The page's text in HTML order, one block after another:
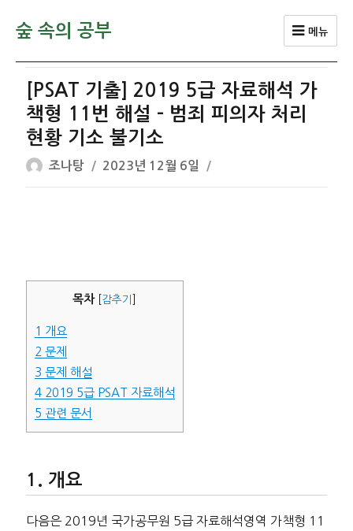
숲 속의 공부 메뉴
[PSAT 기출] 2019 5급 자료해석 가
책형 11번 해설 – 범죄 피의자 처리
현황 기소 불기소
글
쓴
조나탕
작
성
2023년 12월 6일
목차 감추기
1 개요
2 문제
3 문제 해설
42019 5급 PSAT 자료해석
5 관련 문서
개요
다음은 2019년 국가공무원 5급 자료해석영역 가책형 11